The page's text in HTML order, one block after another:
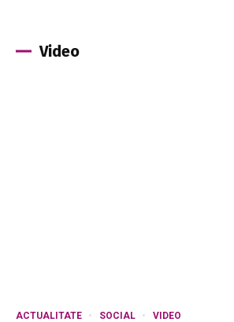
Video
ACTUALITATE SOCIAL VIDEO